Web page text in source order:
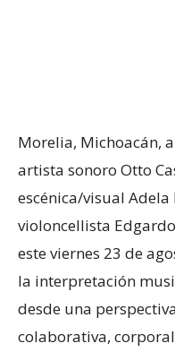
Morelia, Michoacán,
artista sonoro Otto
escénica/visual Adela
violoncellista
este viernes 23 de
la interpretación
desde una
colaborativa,